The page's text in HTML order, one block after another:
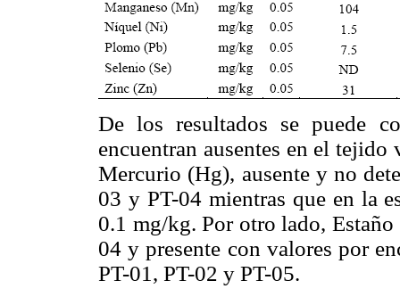
De los resultados se puede
encuentran ausentes en el tejido
Mercurio (Hg), ausente y no
03 y PT-04 mientras que en la
0.1 mg/kg. Por otro lado, Estaño
04 y presente con valores por
PT-01, PT-02 y PT-05.